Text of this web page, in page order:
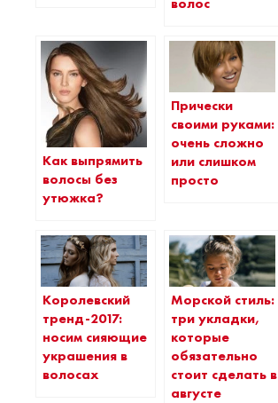
волос
Как выпрямить
волосы без
утюжка?
Прически
своими руками:
очень сложно
или слишком
просто
Королевский
тренд-2017:
носим сияющие
украшения в
волосах
Морской стиль:
три укладки,
которые
обязательно
стоит сделать в
августе